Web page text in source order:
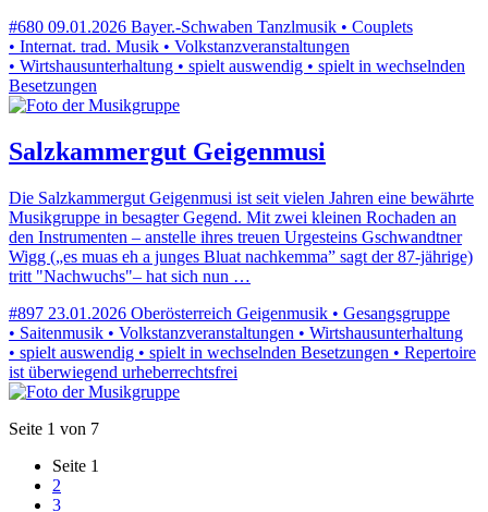
#680 09.01.2026 Bayer.-Schwaben Tanzlmusik • Couplets
• Internat. trad. Musik • Volkstanzveranstaltungen
• Wirtshausunterhaltung • spielt auswendig • spielt in wechselnden
Besetzungen
Salzkammergut Geigenmusi
Die Salzkammergut Geigenmusi ist seit vielen Jahren eine bewährte
Musikgruppe in besagter Gegend. Mit zwei kleinen Rochaden an
den Instrumenten – anstelle ihres treuen Urgesteins Gschwandtner
Wigg („es muas eh a junges Bluat nachkemma” sagt der 87-jährige)
tritt "Nachwuchs"– hat sich nun …
#897 23.01.2026 Oberösterreich Geigenmusik • Gesangsgruppe
• Saitenmusik • Volkstanzveranstaltungen • Wirtshausunterhaltung
• spielt auswendig • spielt in wechselnden Besetzungen • Repertoire
ist überwiegend urheberrechtsfrei
Seite 1 von 7
Seite 1
2
3